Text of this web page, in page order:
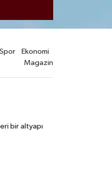
Spor
Ekonomi
Magazin
bir altyapı